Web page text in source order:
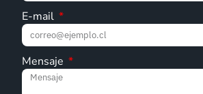
E-mail
Mensaje